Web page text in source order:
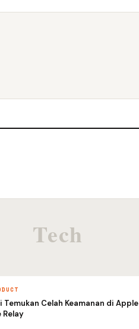
Temukan Celah Keamanan di Apple
Relay